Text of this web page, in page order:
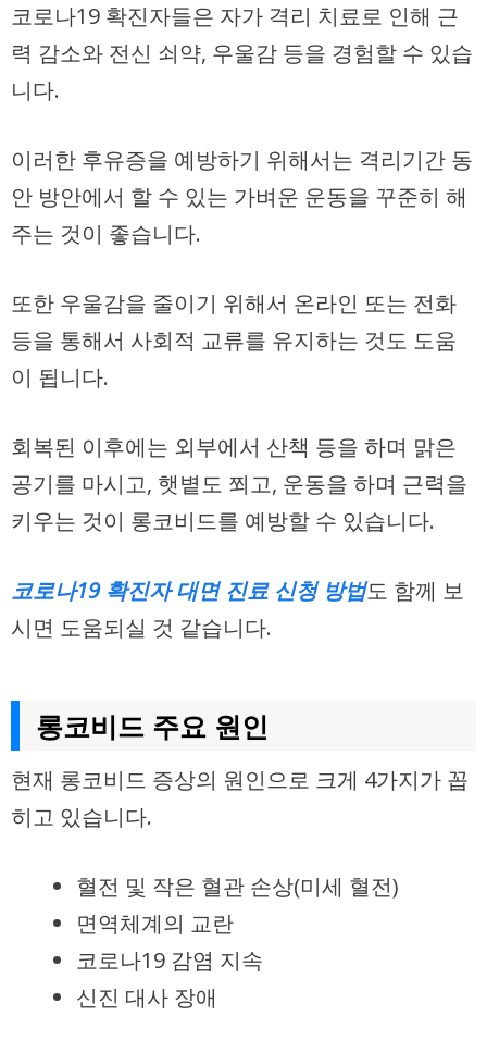
코로나19 확진자들은 자가 격리 치료로 인해 근
력 감소와 전신 쇠약, 우울감 등을 경험할 수 있습
니다.
이러한 후유증을 예방하기 위해서는 격리기간 동
안 방안에서 할 수 있는 가벼운 운동을 꾸준히 해
주는 것이 좋습니다.
또한 우울감을 줄이기 위해서 온라인 또는 전화
등을 통해서 사회적 교류를 유지하는 것도 도움
이 됩니다.
회복된 이후에는 외부에서 산책 등을 하며 맑은
공기를 마시고, 햇볕도 쬐고, 운동을 하며 근력을
키우는 것이 롱코비드를 예방할 수 있습니다.
코로나19 확진자 대면 진료 신청 방법도 함께 보
시면 도움되실 것 같습니다.
롱코비드 주요 원인
현재 롱코비드 증상의 원인으로 크게 4가지가 꼽
히고 있습니다.
혈전 및 작은 혈관 손상(미세 혈전)
면역체계의 교란
코로나19 감염 지속
신진 대사 장애